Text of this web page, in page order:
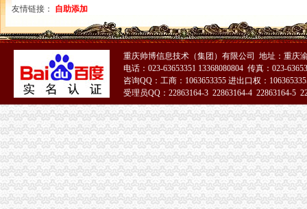
北京注册一般纳税人公司好注册吗一般纳税人流程-北京58同城
注册一般纳税人有限公司的流程、费用、条件、程序、时间
一般纳税人申请的流程|公司注册|专项审批-广州58同城
姑苏区注册一般纳税人公司申请流程
东莞注册一般纳税人新流程多少钱价格|东莞注册一般纳税人新流程多少
一般纳税人注册流程
注册一般纳税人流程_百度宝宝知道
一般纳税人申请流程|郑州二七区一般纳税人认证【今日推荐网-郑州
一般纳税人注册流程_微笑面对人生_新浪博客
一般纳税人企业注册流程
注册一般纳税人的注册流程_能源/新能源栏目_机电之家网
注册一般纳税人流程_雨生百股工商代办_新浪博客
注册一般纳税人-一般纳税人注册资金-一般纳税人注册资本-一般纳税
2017年8月份公司注册流程一般纳税人-律师365
友情链接： 自助添加
重庆帅博信息技术（集团）有限公司 地址：重庆
电话：023-63653351 13368080804 传真：023-
咨询QQ：工商：1063653355 进出口权：
受理员QQ：22863164-3 22863164-4 22863164-5